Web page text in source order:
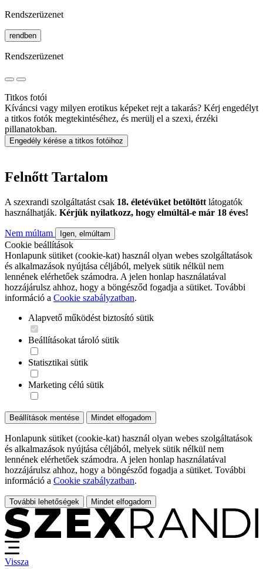
Rendszerüzenet
rendben
Rendszerüzenet
Titkos fotói
Kíváncsi vagy milyen erotikus képeket rejt a takarás? Kérj engedélyt
a titkos fotók megtekintéséhez, és merülj el a szexi, érzéki
pillanatokban.
Engedély kérése a titkos fotóihoz
Felnőtt Tartalom
A szexrandi szolgáltatást csak 18. életévüket betöltött látogatók
használhatják. Kérjük nyilatkozz, hogy elmúltál-e már 18 éves!
Nem múltam Igen, elmúltam
Cookie beállítások
Honlapunk sütiket (cookie-kat) használ olyan webes szolgáltatások
és alkalmazások nyújtása céljából, melyek sütik nélkül nem
lennének elérhetőek számodra. A jelen honlap használatával
hozzájárulsz ahhoz, hogy a böngésződ fogadja a sütiket. További
információ a Cookie szabályzatban.
Alapvető működést biztosító sütik
Beállításokat tároló sütik
Statisztikai sütik
Marketing célú sütik
Beállítások mentése Mindet elfogadom
Honlapunk sütiket (cookie-kat) használ olyan webes szolgáltatások
és alkalmazások nyújtása céljából, melyek sütik nélkül nem
lennének elérhetőek számodra. A jelen honlap használatával
hozzájárulsz ahhoz, hogy a böngésződ fogadja a sütiket. További
információ a Cookie szabályzatban.
További lehetőségek Mindet elfogadom
Vissza